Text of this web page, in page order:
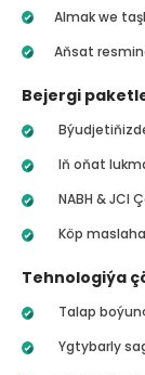
Almak we
Aňsat
Bejergi
Iň oňat
NABH & JCI
Köp
Tehnologiýa
Talap
Ygtybarly